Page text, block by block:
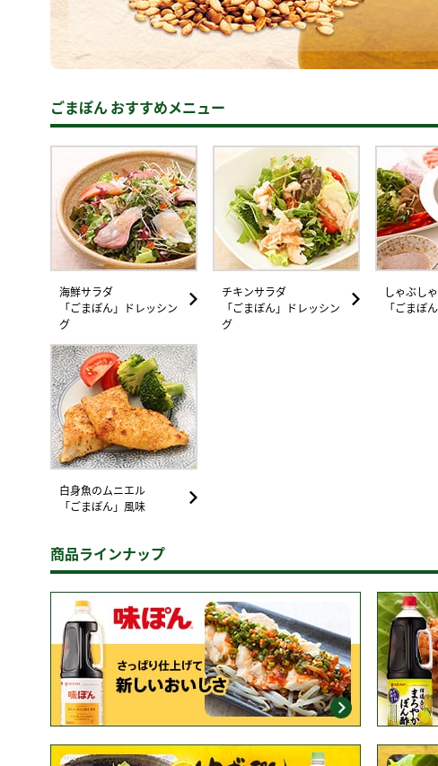
お酢を知ろう！ すしラボ
ごまぽん おすすめメニュー
海鮮サラダ
「ごまぽん」ドレッシン
グ
チキンサラダ
「ごまぽん」ドレッシン
グ
しゃぶし
「ごまぽ
白身魚のムニエル
「ごまぽん」風味
商品ラインナップ